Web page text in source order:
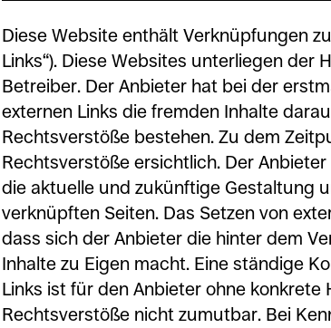
Diese Website enthält Verknüpfungen
Links“). Diese Websites unterliegen der
Betreiber. Der Anbieter hat bei der
externen Links die fremden Inhalte
Rechtsverstöße bestehen. Zu dem
Rechtsverstöße ersichtlich. Der
die aktuelle und zukünftige Gestaltung
verknüpften Seiten. Das Setzen von
dass sich der Anbieter die hinter dem
Inhalte zu Eigen macht. Eine ständige
Links ist für den Anbieter ohne konkrete
Rechtsverstöße nicht zumutbar. Bei